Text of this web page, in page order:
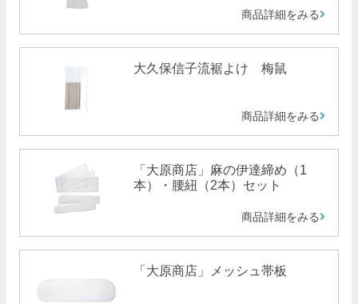
商品詳細をみる
大久保信子流裾よけ 梅鼠
商品詳細をみる
「大原商店」麻の伊達締め（1
本）・腰紐（2本）セット
商品詳細をみる
「大原商店」メッシュ帯板